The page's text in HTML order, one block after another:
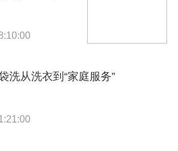
洗从洗衣到“家庭服务”